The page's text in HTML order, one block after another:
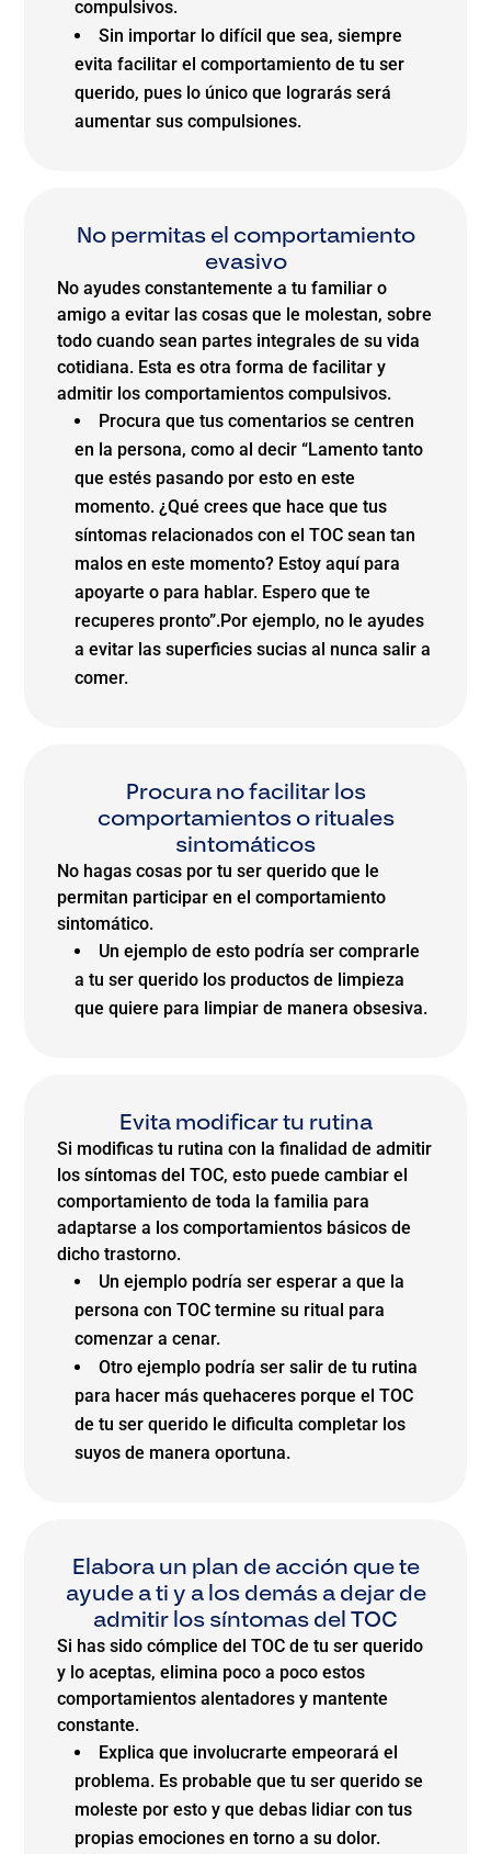
compulsivos.
Sin importar lo difícil que sea, siempre
evita facilitar el comportamiento de tu ser
querido, pues lo único que lograrás será
aumentar sus compulsiones.
No permitas el comportamiento
evasivo
No ayudes constantemente a tu familiar o
amigo a evitar las cosas que le molestan, sobre
todo cuando sean partes integrales de su vida
cotidiana. Esta es otra forma de facilitar y
admitir los comportamientos compulsivos.
Procura que tus comentarios se centren
en la persona, como al decir “Lamento tanto
que estés pasando por esto en este
momento. ¿Qué crees que hace que tus
síntomas relacionados con el TOC sean tan
malos en este momento? Estoy aquí para
apoyarte o para hablar. Espero que te
recuperes pronto”.Por ejemplo, no le ayudes
a evitar las superficies sucias al nunca salir a
comer.
Procura no facilitar los
comportamientos o rituales
sintomáticos
No hagas cosas por tu ser querido que le
permitan participar en el comportamiento
sintomático.
Un ejemplo de esto podría ser comprarle
a tu ser querido los productos de limpieza
que quiere para limpiar de manera obsesiva.
Evita modificar tu rutina
Si modificas tu rutina con la finalidad de admitir
los síntomas del TOC, esto puede cambiar el
comportamiento de toda la familia para
adaptarse a los comportamientos básicos de
dicho trastorno.
Un ejemplo podría ser esperar a que la
persona con TOC termine su ritual para
comenzar a cenar.
Otro ejemplo podría ser salir de tu rutina
para hacer más quehaceres porque el TOC
de tu ser querido le dificulta completar los
suyos de manera oportuna.
Elabora un plan de acción que te
ayude a ti y a los demás a dejar de
admitir los síntomas del TOC
Si has sido cómplice del TOC de tu ser querido
y lo aceptas, elimina poco a poco estos
comportamientos alentadores y mantente
constante.
Explica que involucrarte empeorará el
problema. Es probable que tu ser querido se
moleste por esto y que debas lidiar con tus
propias emociones en torno a su dolor.